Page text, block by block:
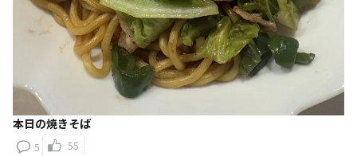
本日の焼きそば
5 55